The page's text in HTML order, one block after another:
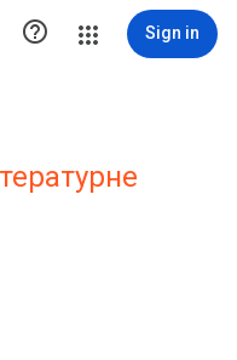
 Sign in